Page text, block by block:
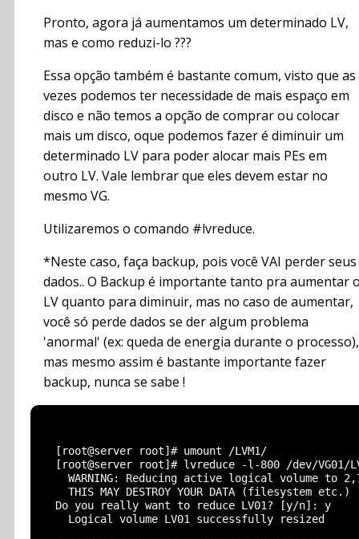
Pronto, agora já aumentamos um determinado LV,
mas e como reduzi-lo ???
Essa opção também é bastante comum, visto que as
vezes podemos ter necessidade de mais espaço em
disco e não temos a opção de comprar ou colocar
mais um disco, oque podemos fazer é diminuir um
determinado LV para poder alocar mais PEs em
outro LV. Vale lembrar que eles devem estar no
mesmo VG.
Utilizaremos o comando #lvreduce.
*Neste caso, faça backup, pois você VAI perder seus
dados.. O Backup é importante tanto pra aumentar
LV quanto para diminuir, mas no caso de aumentar,
você só perde dados se der algum problema
'anormal' (ex: queda de energia durante o processo),
mas mesmo assim é bastante importante fazer
backup, nunca se sabe !
  [root@server root]# umount /LVM1/
[root@server root]# lvreduce -l-800 /dev/VG01/
WARNING: Reducing active logical volume to
    THIS MAY DESTROY YOUR DATA (filesystem etc.)
  Do you really want to reduce LV01? [y/n]: y
    Logical volume LV01 successfully resized